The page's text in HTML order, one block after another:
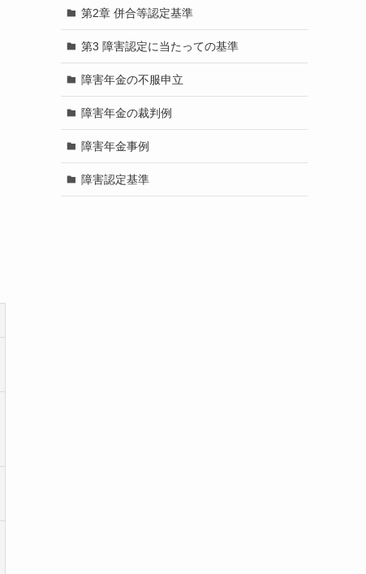
第2章 併合等認定基準
第3 障害認定に当たっての基準
障害年金の不服申立
障害年金の裁判例
障害年金事例
障害認定基準